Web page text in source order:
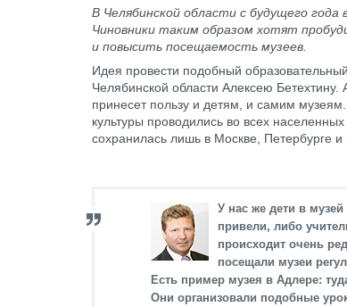
В Челябинской области с будущего
Чиновники таким образом хотят
и повысить посещаемость музеев.
Идея провести подобный
Челябинской области Алексею
принесет пользу и детям, и самим
культуры проводились во всех
сохранилась лишь в Москве, Петербурге и
У нас же дети в
привели, либо
происходит очень
посещали музеи
Есть пример музея в Адлере:
Они организовали подобные